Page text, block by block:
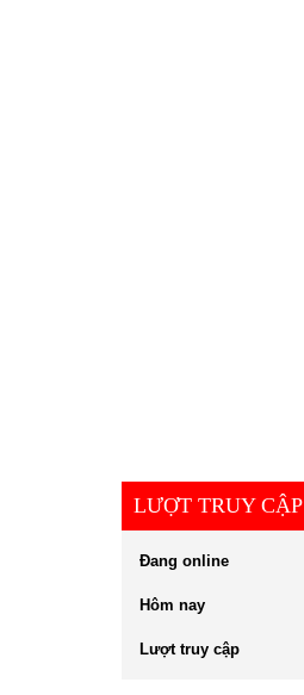
LƯỢT TRUY CẬP
Đang online
Hôm nay
Lượt truy cập